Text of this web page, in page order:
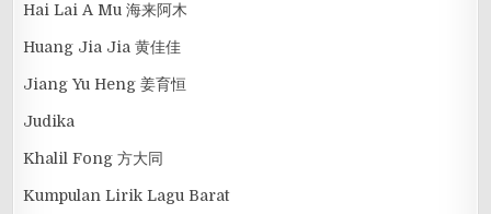
Hai Lai A Mu 海来阿木
Huang Jia Jia 黄佳佳
Jiang Yu Heng 姜育恒
Judika
Khalil Fong 方大同
Kumpulan Lirik Lagu Barat